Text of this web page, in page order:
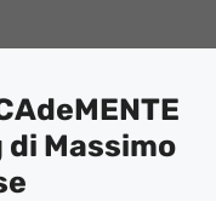
di Massimo